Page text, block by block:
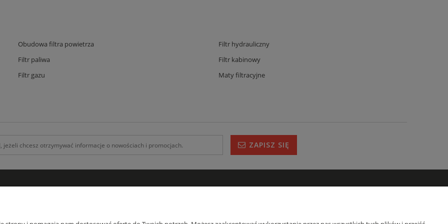
Obudowa filtra powietrza
Filtr paliwa
Filtr gazu
Filtr hydrauliczny
Filtr kabinowy
Maty filtracyjne
ZAPISZ SIĘ